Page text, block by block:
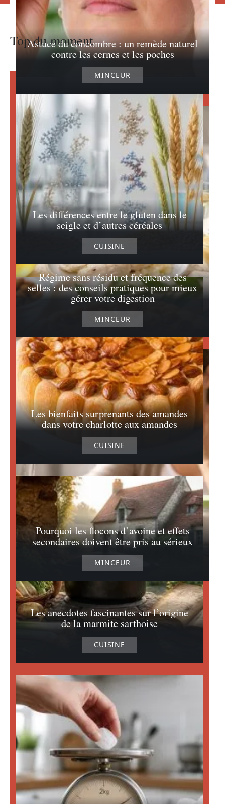
Astuce du concombre : un remède naturel
contre les cernes et les poches
MINCEUR
Régime sans résidu et fréquence des
selles : des conseils pratiques pour mieux
gérer votre digestion
MINCEUR
Pourquoi les flocons d’avoine et effets
secondaires doivent être pris au sérieux
MINCEUR
Top du moment
Les différences entre le gluten dans le
seigle et d’autres céréales
CUISINE
Les bienfaits surprenants des amandes
dans votre charlotte aux amandes
CUISINE
Les anecdotes fascinantes sur l’origine
de la marmite sarthoise
CUISINE